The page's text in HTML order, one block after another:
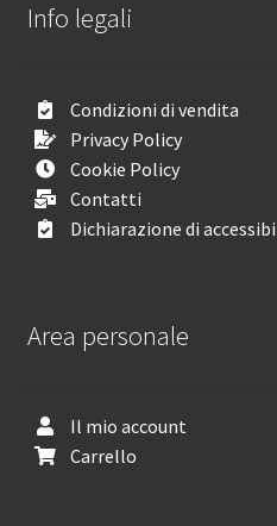
Info legali
Condizioni di vendita
Privacy Policy
Cookie Policy
Contatti
Dichiarazione di
Area personale
Il mio account
Carrello